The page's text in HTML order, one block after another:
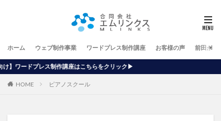
ホーム ウェブ制作事業 ワードプレス制作講座 お客様の声 前田が行
座はこちらをクリック▶
HOME ピアノスクール